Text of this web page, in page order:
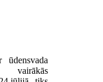
vairākās